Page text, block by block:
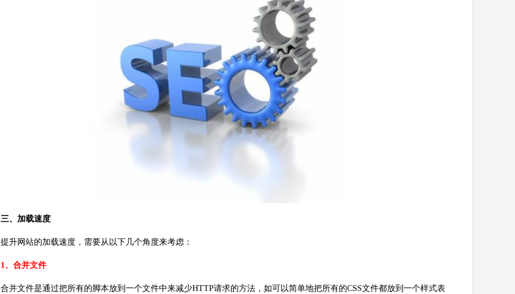
三、加载速度
提升网站的加载速度，需要从以下几个角度来考虑：
1、合并文件
合并文件是通过把所有的脚本放到一个文件中来减少HTTP请求的方法，如可以简单地把所有的CSS文件都放到一个样式表